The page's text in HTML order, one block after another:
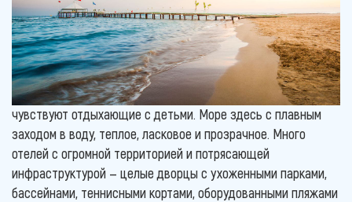
чувствуют отдыхающие с детьми. Море здесь с плавным
заходом в воду, теплое, ласковое и прозрачное. Много
отелей с огромной территорией и потрясающей
инфраструктурой — целые дворцы с ухоженными парками,
бассейнами, теннисными кортами, оборудованными пляжами